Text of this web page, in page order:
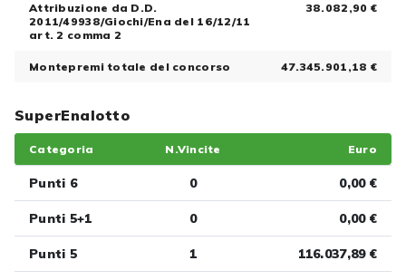
Attribuzione da D.D.
2011/49938/Giochi/Ena del 16/12/11
art. 2 comma 2
38.082,90 €
Montepremi totale del concorso 47.345.901,18 €
SuperEnalotto
Categoria N.Vincite Euro
Punti 6 0 0,00 €
Punti 5+1 0 0,00 €
Punti 5 1 116.037,89 €